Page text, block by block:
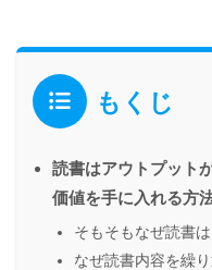
もくじ
読書はアウトプット
価値を手に入れる方
そもそもなぜ読書
なぜ読書内容を繰